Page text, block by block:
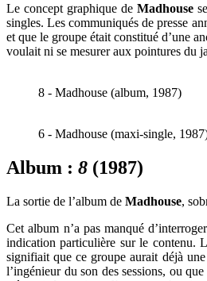
Le concept graphique de Madhouse
singles. Les communiqués de presse
et que le groupe était constitué d’une
voulait ni se mesurer aux pointures du
8 - Madhouse (album, 1987)
6 - Madhouse (maxi-single,
Album : 8 (1987)
La sortie de l’album de Madhouse,
Cet album n’a pas manqué
indication particulière sur le contenu.
signifiait que ce groupe aurait déjà
l’ingénieur du son des sessions, ou